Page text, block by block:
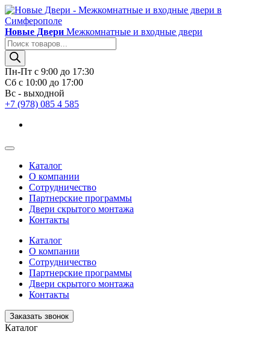
Новые Двери Межкомнатные и входные двери
Поиск
товаров
Пн-Пт с 9:00 до 17:30
Сб с 10:00 до 17:00
Вс - выходной
+7 (978) 085 4 585
Каталог
О компании
Сотрудничество
Партнерские программы
Двери скрытого монтажа
Контакты
Каталог
О компании
Сотрудничество
Партнерские программы
Двери скрытого монтажа
Контакты
Заказать звонок
Каталог